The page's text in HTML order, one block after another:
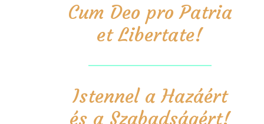
Cum Deo pro Patria
et Libertate!
Istennel a Hazáért
és a Szabadságért!